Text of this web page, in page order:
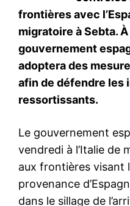
Mon compte
Related
Grâce Royale : le geste fort
du Roi Mohammed VI envers
des supporters sénégalais
condamnés au Maroc
23 May 2026